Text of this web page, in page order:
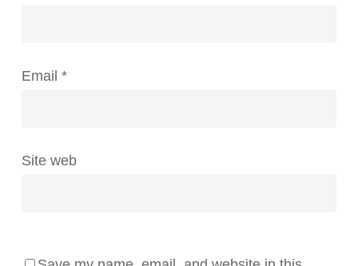
Email *
Site web